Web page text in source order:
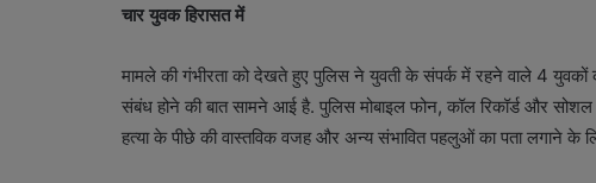
चार युवक हिरासत में
मामले की गंभीरता को देखते हुए पुलिस ने युवती के संपर्क में रहने वाले 4
संबंध होने की बात सामने आई है. पुलिस मोबाइल फोन, कॉल रिकॉर्ड और सोशल
हत्या के पीछे की वास्तविक वजह और अन्य संभावित पहलुओं का पता लगाने के